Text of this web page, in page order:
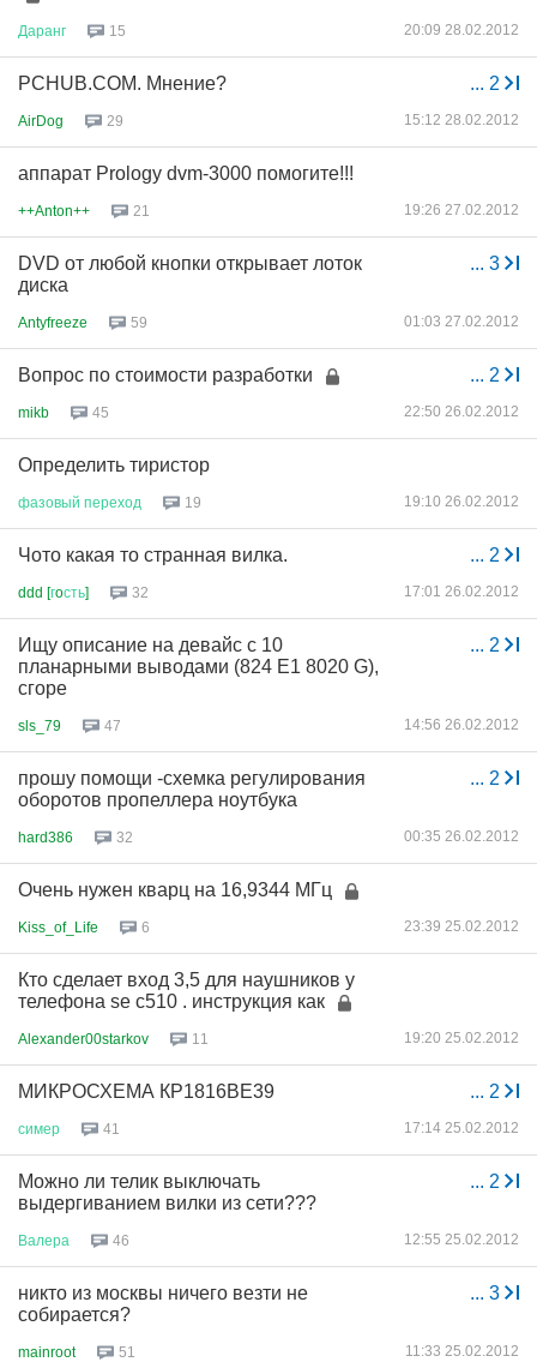
Даранг 15 20:09 28.02.2012
... 2
PCHUB.COM. Мнение?
AirDog 29 15:12 28.02.2012
аппарат Prology dvm-3000 помогите!!!
++Anton++ 21 19:26 27.02.2012
... 3
DVD от любой кнопки открывает лоток
диска
Antyfreeze 59 01:03 27.02.2012
... 2
Вопрос по стоимости разработки
mikb 45 22:50 26.02.2012
Определить тиристор
фазовый переход 19 19:10 26.02.2012
... 2
Чото какая то странная вилка.
ddd [гoсть] 32 17:01 26.02.2012
... 2
Ищу описание на девайс с 10
планарными выводами (824 E1 8020 G),
сгоре
sls_79 47 14:56 26.02.2012
... 2
прошу помощи -схемка регулирования
оборотов пропеллера ноутбука
hard386 32 00:35 26.02.2012
Очень нужен кварц на 16,9344 МГц
Kiss_of_Life 6 23:39 25.02.2012
Кто сделает вход 3,5 для наушников у
телефона se c510 . инструкция как
Alexander00starkov 11 19:20 25.02.2012
... 2
МИКРОСХЕМА КР1816ВЕ39
симер 41 17:14 25.02.2012
... 2
Можно ли телик выключать
выдергиванием вилки из сети???
Валера 46 12:55 25.02.2012
... 3
никто из москвы ничего везти не
собирается?
mainroot 51 11:33 25.02.2012